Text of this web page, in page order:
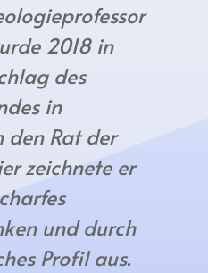
2018 in
des
in
Rat der
zeichnete er
und durch
Profil aus.